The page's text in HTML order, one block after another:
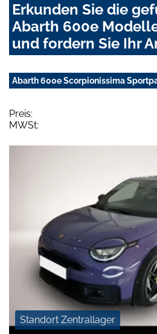
Erkunden Sie die
Abarth 600e
und fordern Sie Ihr
Abarth 600e Scorpionissima
Preis:
MWSt:
Standort Zentrallager